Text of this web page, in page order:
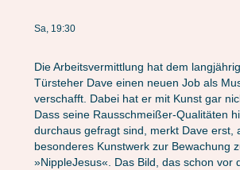
Sa, 19:30
Die Arbeitsvermittlung hat dem
Türsteher Dave einen neuen Job als
verschafft. Dabei hat er mit Kunst gar
Dass seine Rausschmeißer-Qualitäten
durchaus gefragt sind, merkt Dave erst,
besonderes Kunstwerk zur Bewachung
»NippleJesus«. Das Bild, das schon vor